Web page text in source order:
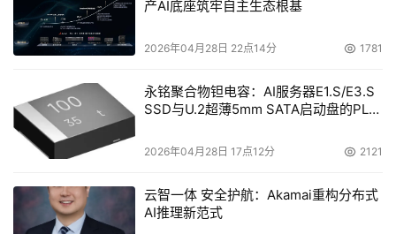
累，为企业进一步的深度应用，如升级销售，交叉销售等奠
定了基础。数据的积累何时可以支撑对业务信息的挖掘，应
用过程还存在什么样的问题，现有操作方式是否能够满足不
这些专业的问题必须由提供商派专人来进行处理。只有这样
才能够保证客户的应用质量和效果。
估该评估什么，至于能否真正去做评估就更不消说了。走访
过几个CRM应用的客户，普遍对TurboCRM的认可程度还
产AI底座筑牢自主生态根基
2026年04月28日 22点14分 1781
永铭聚合物钽电容：AI服务器E1.S/E3.S
SSD与U.2超薄5mm SATA启动盘的PLP
2026年04月28日 17点12分 2121
云智一体 安全护航：Akamai重构分布式
AI推理新范式